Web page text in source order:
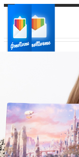
Ваш регион доставки
Выберите из списка: